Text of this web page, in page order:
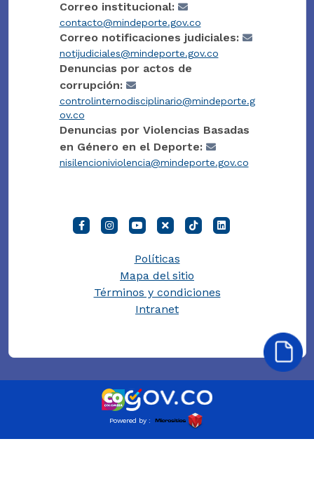
Correo institucional:
contacto@mindeporte.gov.co
Correo notificaciones judiciales:
notijudiciales@mindeporte.gov.co
Denuncias por actos de
corrupción:
controlinternodisciplinario@mindeporte.g
ov.co
Denuncias por Violencias Basadas
en Género en el Deporte:
nisilencioniviolencia@mindeporte.gov.co
Políticas
Mapa del sitio
Términos y condiciones
Intranet
Powered by :